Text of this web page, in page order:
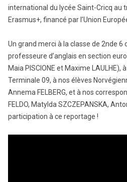
international du lycée Saint-Cricq au
Erasmus+, financé par l’Union
Un grand merci à la classe de 2nde 6
professeure d’anglais en section
Maia PISCIONE et Maxime LAULHE),
Terminale 09, à nos élèves
Annema FELBERG, et à nos
FELDO, Matylda SZCZEPANSKA,
participation à ce reportage !